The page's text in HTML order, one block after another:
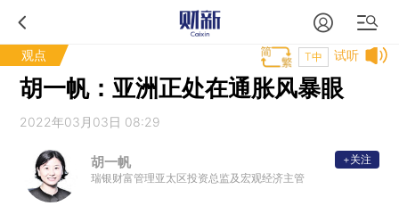
观点 试听
T中
胡一帆：亚洲正处在通胀风暴眼
2022年03月03日 08:29
胡一帆
瑞银财富管理亚太区投资总监及宏观经济主管
+关注